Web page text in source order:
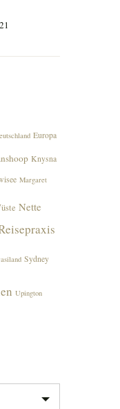
Europa
Knysna
Margaret
Nette
Sydney
Upington